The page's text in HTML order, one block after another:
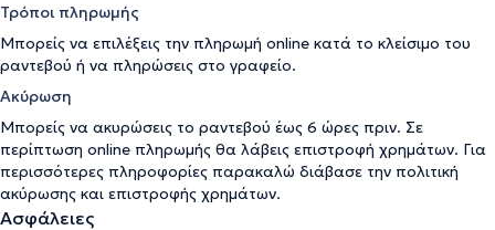
Τρόποι πληρωμής
Μπορείς να επιλέξεις την πληρωμή online κατά το κλείσιμο του
ραντεβού ή να πληρώσεις στο γραφείο.
Ακύρωση
Μπορείς να ακυρώσεις το ραντεβού έως 6 ώρες πριν. Σε
περίπτωση online πληρωμής θα λάβεις επιστροφή χρημάτων. Για
περισσότερες πληροφορίες παρακαλώ διάβασε την πολιτική
ακύρωσης και επιστροφής χρημάτων.
Ασφάλειες